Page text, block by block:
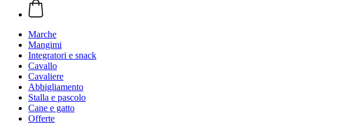
Marche
Mangimi
Integratori e snack
Cavallo
Cavaliere
Abbigliamento
Stalla e pascolo
Cane e gatto
Offerte